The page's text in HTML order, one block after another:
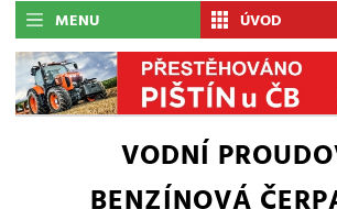
MENU ÚVOD
VODNÍ